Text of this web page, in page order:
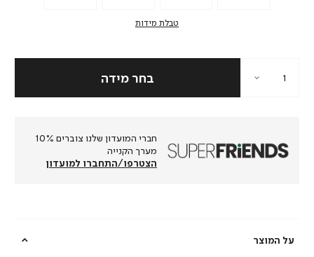
טבלת מידות
חברי המועדון שלנו צוברים 10%
מערך הקנייה
הצטרפו/התחברו למועדון
על המוצר